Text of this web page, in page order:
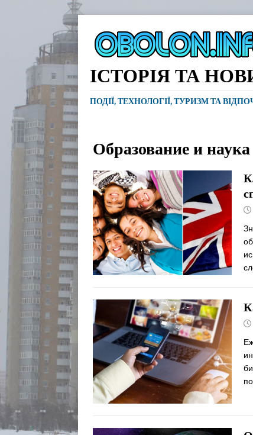
ІСТОРІЯ ТА
ПОДІЇ, ТЕХНОЛОГІЇ, ТУРИЗМ ТА
Образование и наука